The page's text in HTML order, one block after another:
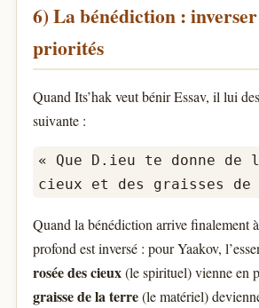
6) La bénédiction :
priorités
Quand Its’hak veut bénir Essav, il lui
suivante :
« Que D.ieu te donne de
cieux et des graisses
Quand la bénédiction arrive finalement
profond est inversé : pour Yaakov,
rosée des cieux(le spirituel) vienne en
graisse de la terre(le matériel)